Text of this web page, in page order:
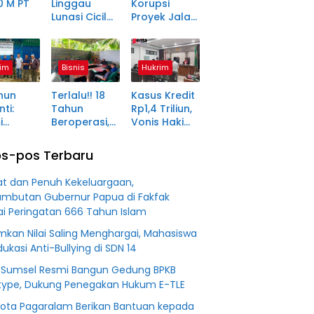
M PT
Petani
Linggau
Lunasi Cicilan
Lalu, SHM Tak
Kunjung
Diserahkan
Korupsi
Proyek Jalan
di
Pagaralam
Memasuki
Babak Akhir,
Enam
Terdakwa
Dituntut 2,5
Jadi
M PT
Bisnis
Terlalu!! 18
Tahun
Beroperasi,
Diduga
Fiktifkan
Lahan Petani
Plasma Desa
Aringin
Hukrim
Kasus Kredit
Rp1,4 Triliun,
Vonis Hakim
pos Terbaru
dan Penuh Kekeluargaan,
Gubernur Papua di Fakfak
Peringatan 666 Tahun Islam
Nilai Saling Menghargai, Mahasiswa
Anti-Bullying di SDN 14
Resmi Bangun Gedung BPKB
Dukung Penegakan Hukum E-TLE
Pagaralam Berikan Bantuan kepada